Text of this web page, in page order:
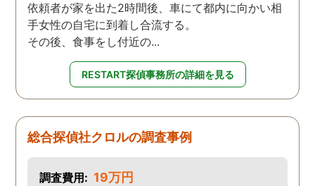
依頼者が家を出た2時間後、車にて都内に向かい相
手女性の自宅に到着し合流する。
その後、食事をし付近の...
RESTART探偵事務所の詳細を見る
総合探偵社クロルの調査事例
調査費用: 19万円